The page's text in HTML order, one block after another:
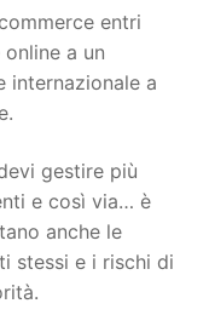
entri
a un
internazionale a
gestire più
e così via… è
anche le
stessi e i rischi di